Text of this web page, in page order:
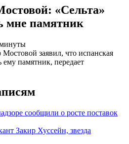
«Сельта»
мне памятник
заявил, что испанская
ему памятник, передает
сообщили о росте поставок
Закир Хуссейн, звезда